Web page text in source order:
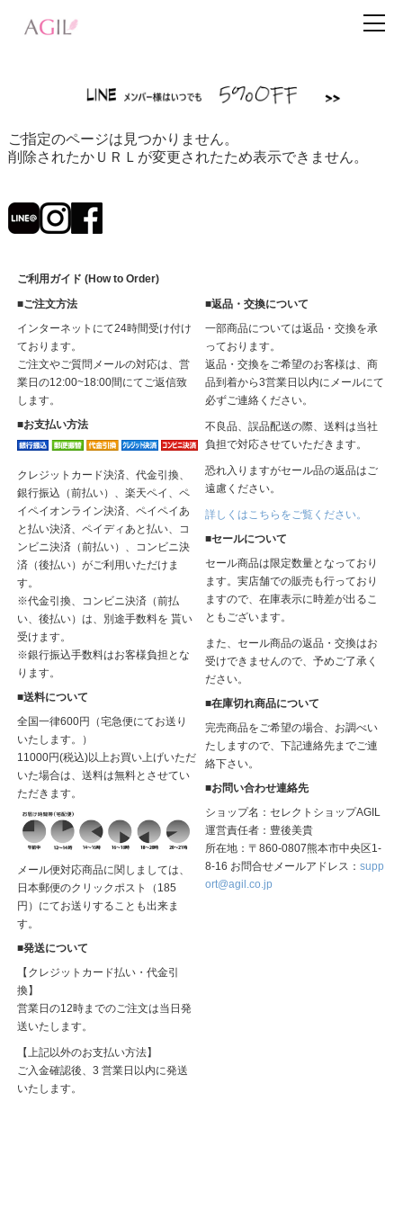
ご指定のページは見つかりません。
削除されたかＵＲＬが変更されたため表示できません。
ご利用ガイド (How to Order)
■ご注文方法
インターネットにて24時間受け付け
ております。
ご注文やご質問メールの対応は、営
業日の12:00~18:00間にてご返信致
します。
■お支払い方法
クレジットカード決済、代金引換、
銀行振込（前払い）、楽天ペイ、ペ
イペイオンライン決済、ペイペイあ
と払い決済、ペイディあと払い、コ
ンビニ決済（前払い）、コンビニ決
済（後払い）がご利用いただけま
す。
※代金引換、コンビニ決済（前払
い、後払い）は、別途手数料を 貰い
受けます。
※銀行振込手数料はお客様負担とな
ります。
■送料について
全国一律600円（宅急便にてお送り
いたします。）
11000円(税込)以上お買い上げいただ
いた場合は、送料は無料とさせてい
ただきます。
メール便対応商品に関しましては、
日本郵便のクリックポスト（185
円）にてお送りすることも出来ま
す。
■発送について
【クレジットカード払い・代金引
換】
営業日の12時までのご注文は当日発
送いたします。
【上記以外のお支払い方法】
ご入金確認後、3 営業日以内に発送
いたします。
■返品・交換について
一部商品については返品・交換を承
っております。
返品・交換をご希望のお客様は、商
品到着から3営業日以内にメールにて
必ずご連絡ください。
不良品、誤品配送の際、送料は当社
負担で対応させていただきます。
恐れ入りますがセール品の返品はご
遠慮ください。
詳しくはこちらをご覧ください。
■セールについて
セール商品は限定数量となっており
ます。実店舗での販売も行っており
ますので、在庫表示に時差が出るこ
ともございます。
また、セール商品の返品・交換はお
受けできませんので、予めご了承く
ださい。
■在庫切れ商品について
完売商品をご希望の場合、お調べい
たしますので、下記連絡先までご連
絡下さい。
■お問い合わせ連絡先
ショップ名：セレクトショップAGIL
運営責任者：豊後美貴
所在地：〒860-0807熊本市中央区1-
8-16 お問合せメールアドレス：supp
ort@agil.co.jp